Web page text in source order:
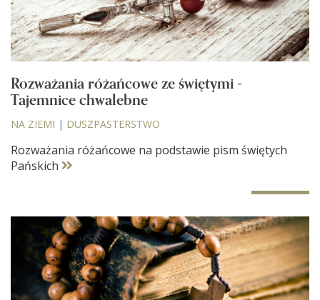
Rozważania różańcowe ze świętymi -
Tajemnice chwalebne
NA ZIEMI | DUSZPASTERSTWO
Rozważania różańcowe na podstawie pism świętych
Pańskich